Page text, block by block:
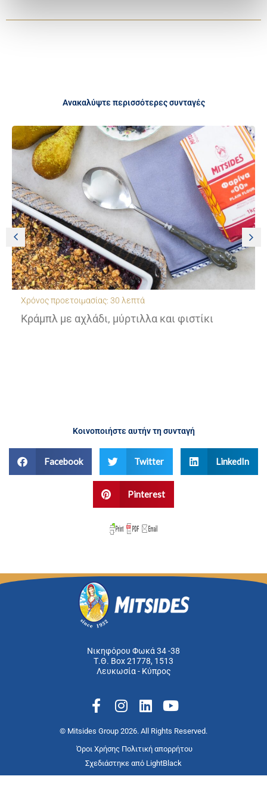
Ανακαλύψτε περισσότερες συνταγές
Χρόνος προετοιμασίας: 30 λεπτά
Κράμπλ με αχλάδι, μύρτιλλα και φιστίκι
Κοινοποιήστε αυτήν τη συνταγή
Facebook Twitter LinkedIn
Pinterest
Νικηφόρου Φωκά 34 -38
Τ.Θ. Box 21778, 1513
Λευκωσία - Κύπρος
F
a
c
e
b
o
I
n
s
t
a
g
L
i
n
k
e
d
Y
o
u
t
u
b
© Mitsides Group 2026. All Rights Reserved.
Όροι Χρήσης Πολιτική απορρήτου
Σχεδιάστηκε από LightBlack